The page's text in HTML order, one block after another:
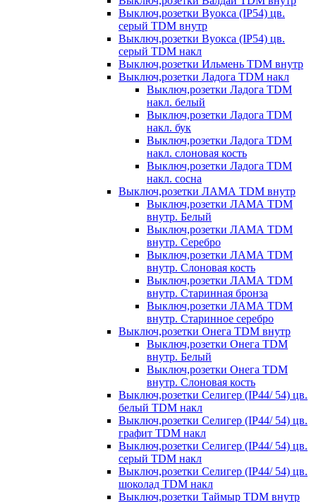
Выключ,розетки Вуокса (IP54) цв.
серый TDM внутр
Выключ,розетки Вуокса (IP54) цв.
серый TDM накл
Выключ,розетки Ильмень TDM внутр
Выключ,розетки Ладога TDM накл
Выключ,розетки Ладога TDM
накл. белый
Выключ,розетки Ладога TDM
накл. бук
Выключ,розетки Ладога TDM
накл. слоновая кость
Выключ,розетки Ладога TDM
накл. сосна
Выключ,розетки ЛАМА TDM внутр
Выключ,розетки ЛАМА TDM
внутр. Белый
Выключ,розетки ЛАМА TDM
внутр. Серебро
Выключ,розетки ЛАМА TDM
внутр. Слоновая кость
Выключ,розетки ЛАМА TDM
внутр. Старинная бронза
Выключ,розетки ЛАМА TDM
внутр. Старинное серебро
Выключ,розетки Онега TDM внутр
Выключ,розетки Онега TDM
внутр. Белый
Выключ,розетки Онега TDM
внутр. Слоновая кость
Выключ,розетки Селигер (IP44/ 54) цв.
белый TDM накл
Выключ,розетки Селигер (IP44/ 54) цв.
графит TDM накл
Выключ,розетки Селигер (IP44/ 54) цв.
серый TDM накл
Выключ,розетки Селигер (IP44/ 54) цв.
шоколад TDM накл
Выключ,розетки Таймыр TDM внутр